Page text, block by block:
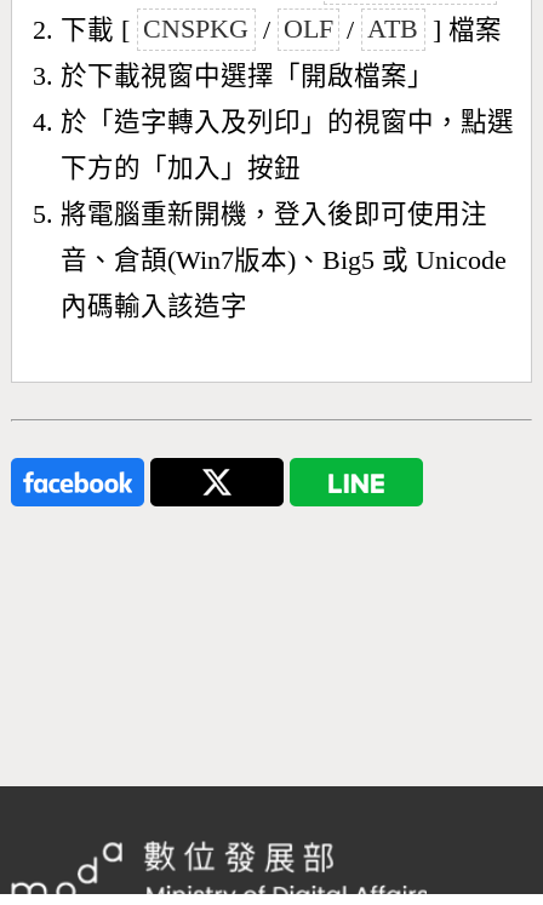
下載 [ CNSPKG / OLF / ATB ] 檔案
於下載視窗中選擇「開啟檔案」
於「造字轉入及列印」的視窗中，點選
下方的「加入」按鈕
將電腦重新開機，登入後即可使用注
音、倉頡(Win7版本)、Big5 或 Unicode
內碼輸入該造字